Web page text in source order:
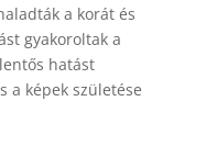
a korát és
gyakoroltak a
hatást
a képek születése